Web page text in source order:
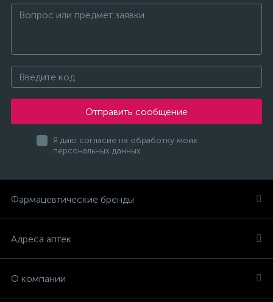
Отправить сообщение
Я даю согласие на обработку моих
персональных данных
Фармацевтические бренды
Адреса аптек
О компании